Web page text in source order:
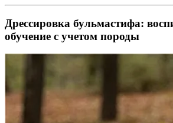
Дрессировка бульмастифа:
обучение с учетом породы